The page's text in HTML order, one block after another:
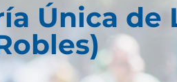
Única de